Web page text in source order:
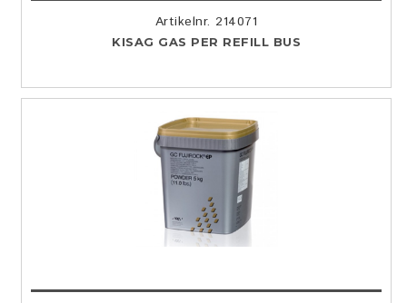
Artikelnr. 214071
KISAG GAS PER REFILL BUS